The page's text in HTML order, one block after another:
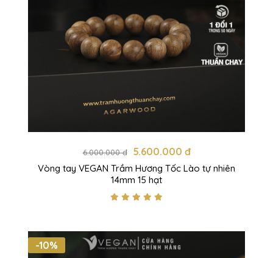
6.000.000 đ 5.600.000 đ
Vòng tay VEGAN Trầm Hương Tốc Lào tự nhiên
14mm 15 hạt
-10%